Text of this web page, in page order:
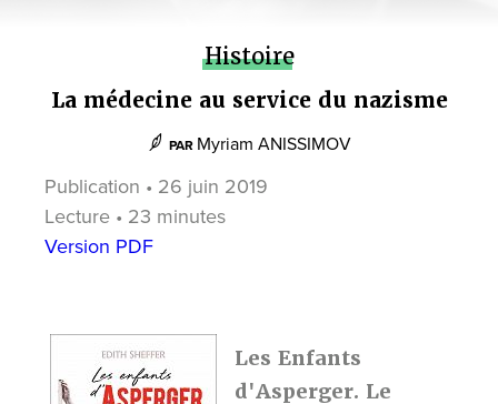
Histoire
La médecine au service du nazisme
PAR Myriam ANISSIMOV
Publication • 26 juin 2019
Lecture • 23 minutes
Version PDF
Les Enfants
d'Asperger. Le